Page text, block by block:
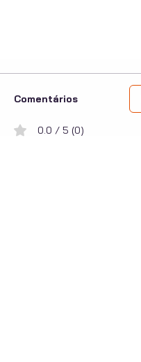
Comentários
0.0 / 5 (0)